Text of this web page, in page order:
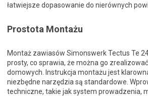
łatwiejsze dopasowanie do nierównych
Prostota Montażu
Montaż zawiasów Simonswerk Tectus Te
prosty, co sprawia, że można go
domowych. Instrukcja montażu jest
niezbędne narzędzia są standardowe.
techniczne, takie jak system prowadzenia,